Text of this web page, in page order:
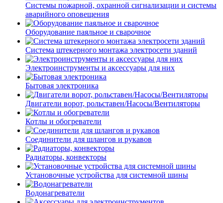
Системы пожарной, охранной сигнализации и системы
аварийного оповещения
Оборудование паяльное и сварочное
Система штекерного монтажа электросети зданий
Электроинструменты и аксессуары для них
Бытовая электроника
Двигатели ворот, рольставен/Насосы/Вентиляторы
Котлы и обогреватели
Соединители для шлангов и рукавов
Радиаторы, конвекторы
Установочные устройства для системной шины
Водонагреватели